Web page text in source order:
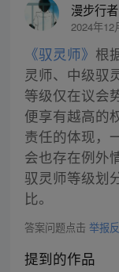
漫步行者
2024年12
《驭灵师》 根
灵师、中级驭
等级仅在议会
便享有越高的
责任的体现，
会也存在例外
驭灵师等级划
比。
答案问题点击 举报
提到的作品